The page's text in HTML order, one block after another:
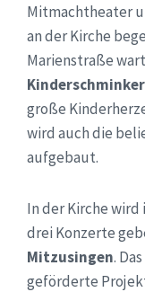
Mitmachtheater
an der Kirche
Marienstraße
große
wird auch die
aufgebaut.
In der Kirche
drei Konzerte
Mitzusingen.
geförderte